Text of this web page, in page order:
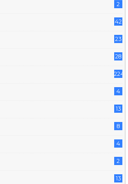
2
42
23
28
224
4
13
8
4
2
13